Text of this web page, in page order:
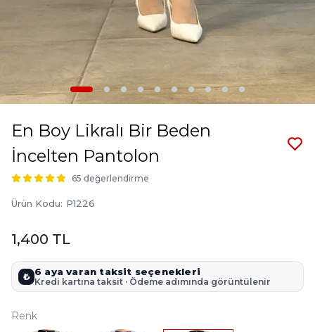
En Boy Likralı Bir Beden
İncelten Pantolon
65 değerlendirme
Ürün Kodu: P1226
1,400 TL
₺ 6 aya varan taksit seçenekleri
Kredi kartına taksit · Ödeme adımında görüntülenir
Renk